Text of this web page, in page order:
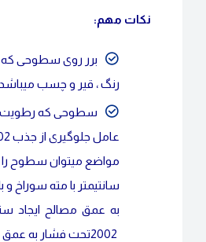
نکات مهم:
برر روی سطوحی که
رنگ ، قیر و چسب میباشد،
سطوحی که رطویت
سانتیمتر با مته سوراخ
به عمق مصالح ایجاد
2002تحت فشار به